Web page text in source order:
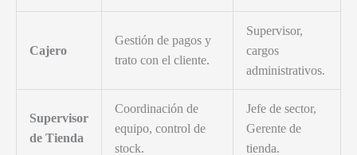
Cajero
Gestión de pagos y
trato con el cliente.
Supervisor,
cargos
administrativos.
Supervisor
de Tienda
Coordinación de
equipo, control de
stock.
Jefe de sector,
Gerente de
tienda.